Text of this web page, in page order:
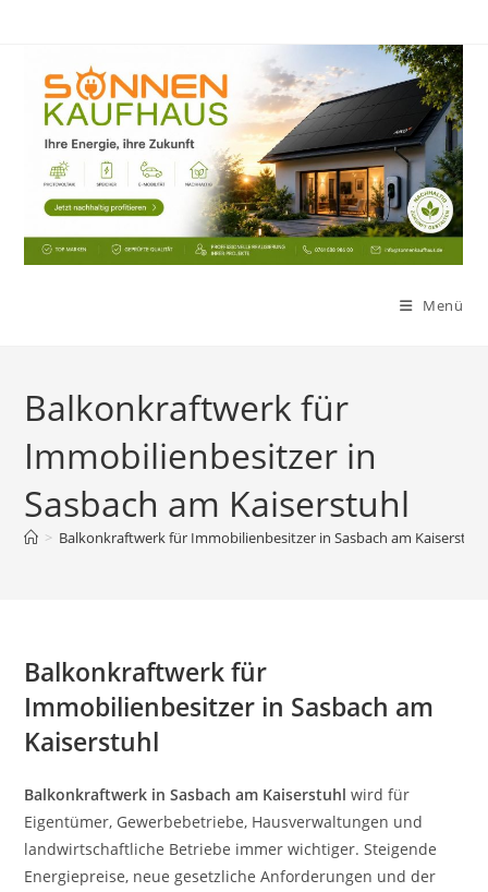
Menü
Balkonkraftwerk für
Immobilienbesitzer in
Sasbach am Kaiserstuhl
> Balkonkraftwerk für Immobilienbesitzer in Sasbach am Kaiserstuhl
Balkonkraftwerk für
Immobilienbesitzer in Sasbach am
Kaiserstuhl
Balkonkraftwerk in Sasbach am Kaiserstuhl wird für
Eigentümer, Gewerbebetriebe, Hausverwaltungen und
landwirtschaftliche Betriebe immer wichtiger. Steigende
Energiepreise, neue gesetzliche Anforderungen und der